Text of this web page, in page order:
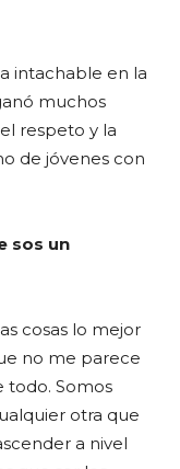
intachable en la
muchos
respeto y la
de jóvenes con
sos un
cosas lo mejor
no me parece
todo. Somos
otra que
a nivel